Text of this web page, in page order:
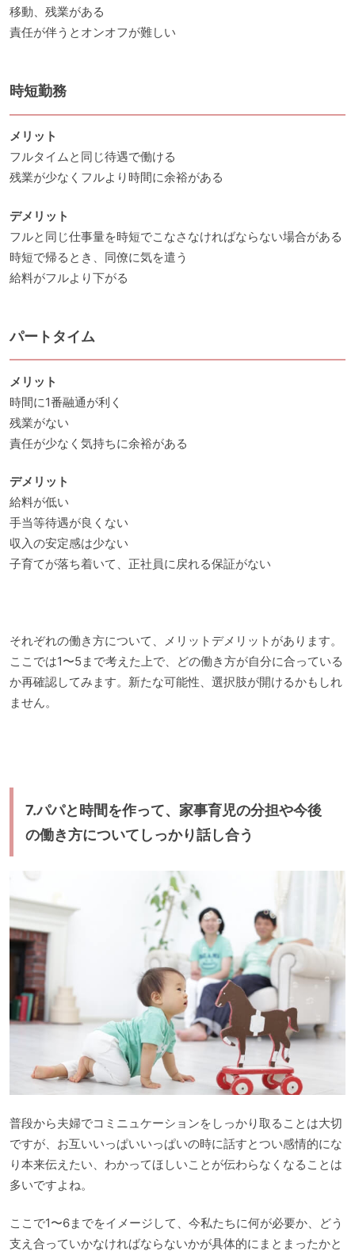
移動、残業がある
責任が伴うとオンオフが難しい
時短勤務
メリット
フルタイムと同じ待遇で働ける
残業が少なくフルより時間に余裕がある
デメリット
フルと同じ仕事量を時短でこなさなければならない場合がある
時短で帰るとき、同僚に気を遣う
給料がフルより下がる
パートタイム
メリット
時間に1番融通が利く
残業がない
責任が少なく気持ちに余裕がある
デメリット
給料が低い
手当等待遇が良くない
収入の安定感は少ない
子育てが落ち着いて、正社員に戻れる保証がない
それぞれの働き方について、メリットデメリットがあります。
ここでは1〜5まで考えた上で、どの働き方が自分に合っている
か再確認してみます。新たな可能性、選択肢が開けるかもしれ
ません。
7.パパと時間を作って、家事育児の分担や今後
の働き方についてしっかり話し合う
普段から夫婦でコミニュケーションをしっかり取ることは大切
ですが、お互いいっぱいいっぱいの時に話すとつい感情的にな
り本来伝えたい、わかってほしいことが伝わらなくなることは
多いですよね。
ここで1〜6までをイメージして、今私たちに何が必要か、どう
支え合っていかなければならないかが具体的にまとまったかと